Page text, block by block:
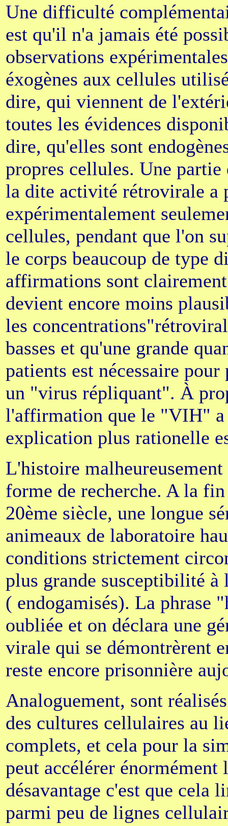
Une difficulté
est qu'il n'a jamais été
observations
éxogènes aux cellules
dire, qui viennent de
toutes les évidences
dire, qu'elles sont
propres cellules. Une partie
la dite activité rétrovirale a
expérimentalement
cellules, pendant que l'on
le corps beaucoup de type
affirmations sont
devient encore moins
les
basses et qu'une grande
patients est nécessaire
un "virus répliquant". À
l'affirmation que le "VIH" a
explication plus rationelle
L'histoire
forme de recherche. A la
20ème siècle, une longue
animeaux de laboratoire
conditions strictement
plus grande susceptibilité à
( endogamisés). La phrase
oubliée et on déclara une
virale qui se démontrèrent
reste encore prisonnière
Analoguement, sont
des cultures cellulaires au
complets, et cela pour la
peut accélérer énormément
désavantage c'est que cela
parmi peu de lignes